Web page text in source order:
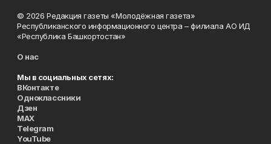
© 2026 Редакция газеты «Молодёжная газета»
Республиканского информационного центра – филиала АО ИД
«Республика Башкортостан»
О нас
Мы в социальных сетях:
ВКонтакте
Одноклассники
Дзен
MAX
Telegram
YouTube